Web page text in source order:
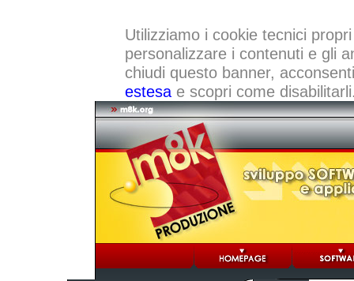
Utilizziamo i cookie tecnici
personalizzare i contenuti e gli
chiudi questo banner,
estesae scopri come